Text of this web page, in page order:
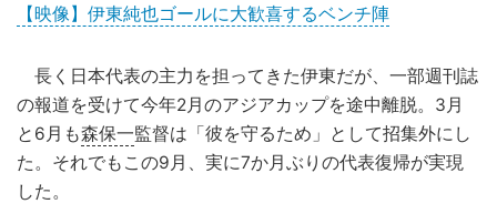
【映像】伊東純也ゴールに大歓喜するベンチ陣
長く日本代表の主力を担ってきた伊東だが、一部週刊誌
の報道を受けて今年2月のアジアカップを途中離脱。3月
と6月も森保一監督は「彼を守るため」として招集外にし
た。それでもこの9月、実に7か月ぶりの代表復帰が実現
した。